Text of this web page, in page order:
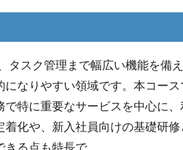
スク管理まで幅広い機能を備
なりやすい領域です。本コース
特に重要なサービスを中心に、
化や、新入社員向けの基礎研